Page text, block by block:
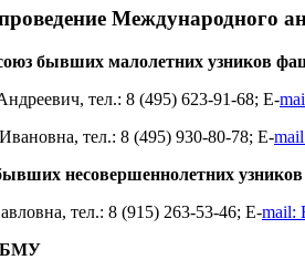
Международного
бывших малолетних узников
тел.: 8 (495) 623-91-68; E-
тел.: 8 (495) 930-80-78; E-
несовершеннолетних
тел.: 8 (915) 263-53-46; E-mail: